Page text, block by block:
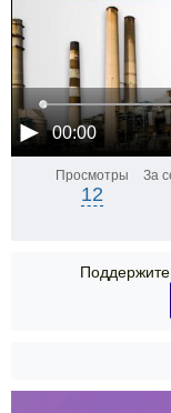
00:00
Просмотры
12
За